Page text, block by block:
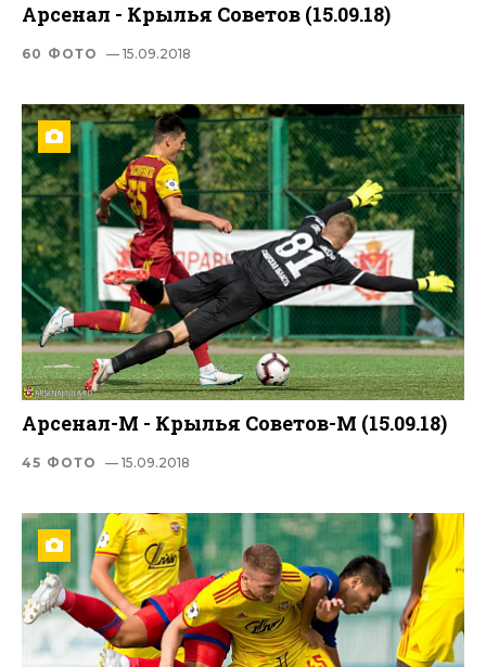
Арсенал - Крылья Советов (15.09.18)
60 ФОТО — 15.09.2018
Арсенал-М - Крылья Советов-М (15.09.18)
45 ФОТО — 15.09.2018